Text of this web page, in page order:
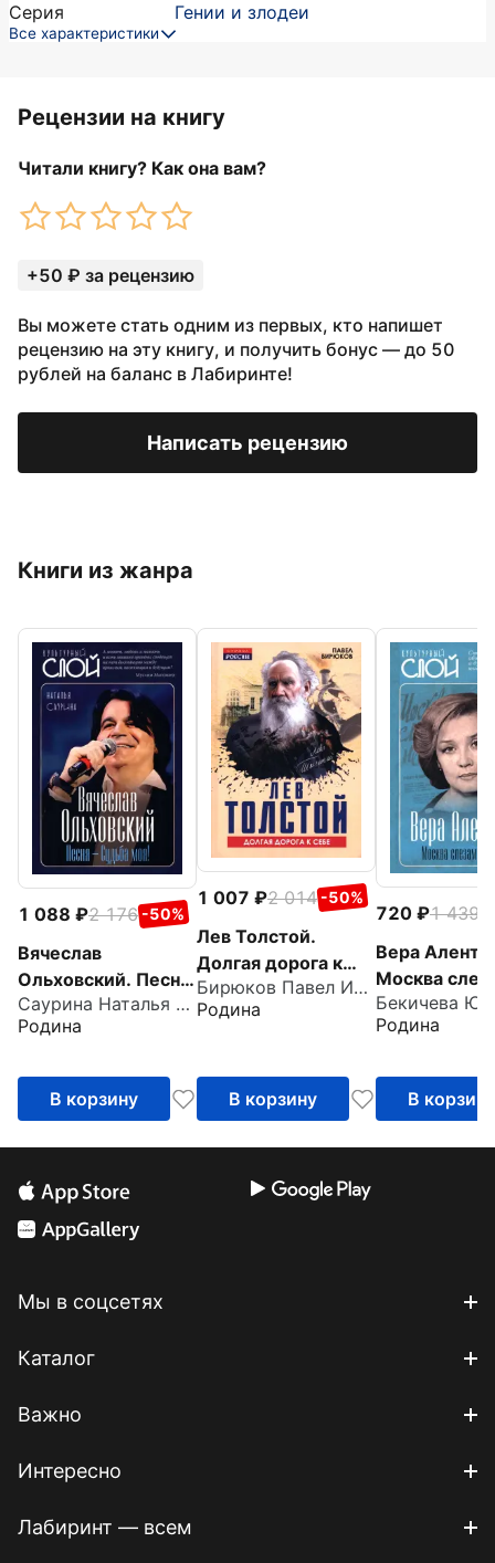
Серия
Гении и злодеи
Все характеристики
Рецензии на книгу
Читали книгу? Как она вам?
+50 ₽ за рецензию
Вы можете стать одним из первых, кто напишет
рецензию на эту книгу, и получить бонус — до 50
рублей на баланс в Лабиринте!
Написать рецензию
Книги из жанра
1 088 2 176 -50%
Вячеслав
Ольховский. Песня
- Судьба моя!
Саурина Наталья Дмитриевна
Родина
В корзину
1 007 2 014 -50%
Лев Толстой.
Долгая дорога к
себе
Бирюков Павел Иванович
Родина
В корзину
720 1 439
Вера
Москва
верит...
Бекичева
Родина
В корзину
Мы в соцсетях
Каталог
Важно
Интересно
Лабиринт — всем